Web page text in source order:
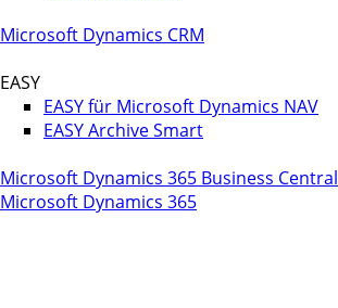
Microsoft Dynamics CRM
EASY
EASY für Microsoft Dynamics NAV
EASY Archive Smart
Microsoft Dynamics 365 Business Central
Microsoft Dynamics 365